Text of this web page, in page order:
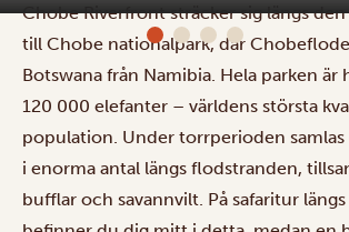
Chobe Riverfront sträcker sig längs
till Chobe nationalpark, där
Botswana från Namibia. Hela parken är
120 000 elefanter – världens största
population. Under torrperioden
i enorma antal längs flodstranden,
bufflar och savannvilt. På safaritur